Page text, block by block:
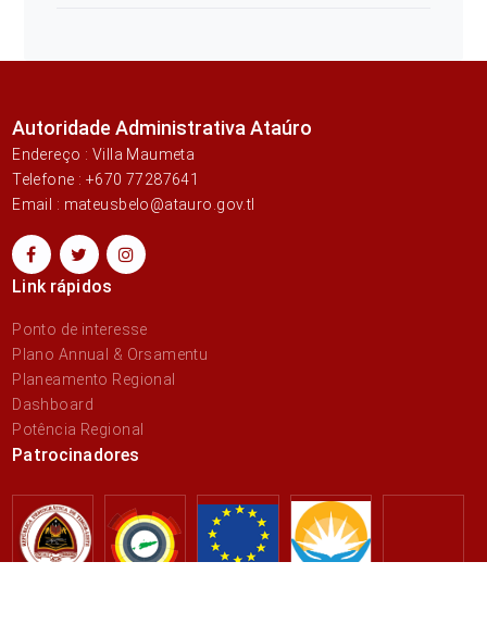
Autoridade Administrativa Ataúro
Endereço : Villa Maumeta
Telefone : +670 77287641
Email : mateusbelo@atauro.gov.tl
Link rápidos
Ponto de interesse
Plano Annual & Orsamentu
Planeamento Regional
Dashboard
Potência Regional
Patrocinadores